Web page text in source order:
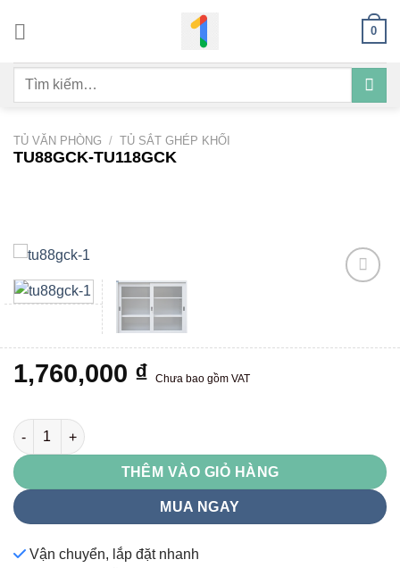
dung
0
Tìm
TỦ VĂN PHÒNG / TỦ SẮT GHÉP KHỐI
TU88GCK-TU118GCK
wishlist
1,760,000 ₫ Chưa bao gồm VAT
TU88GCK-TU118GCK số lượng
THÊM VÀO GIỎ HÀNG
MUA NGAY
Vận chuyển, lắp đặt nhanh